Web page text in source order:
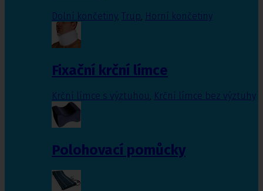
Dolní končetiny, Trup, Horní končetiny
Fixační krční límce
Krční límce s výztuhou Krční límce bez výztuhy
Polohovací pomůcky